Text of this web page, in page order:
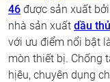
46 được sản xuất
nhà sản xuất dầu
với ưu điểm nổi bật
mòn thiết bị. Chống
hịêu, chuyên dụng